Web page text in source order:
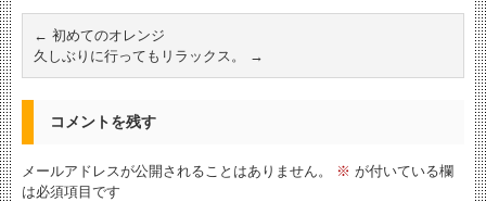
← 初めてのオレンジ
久しぶりに行ってもリラックス。
→
コメントを残す
メールアドレスが公開されることはありません。 ※ が付いている欄
は必須項目です